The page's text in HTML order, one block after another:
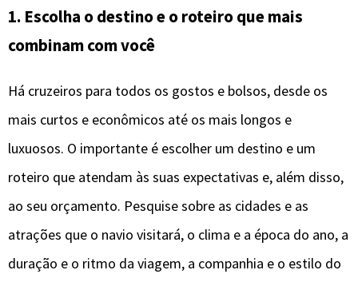
1. Escolha o destino e o roteiro que mais
combinam com você
Há cruzeiros para todos os gostos e bolsos, desde os
mais curtos e econômicos até os mais longos e
luxuosos. O importante é escolher um destino e um
roteiro que atendam às suas expectativas e, além disso,
ao seu orçamento. Pesquise sobre as cidades e as
atrações que o navio visitará, o clima e a época do ano, a
duração e o ritmo da viagem, a companhia e o estilo do